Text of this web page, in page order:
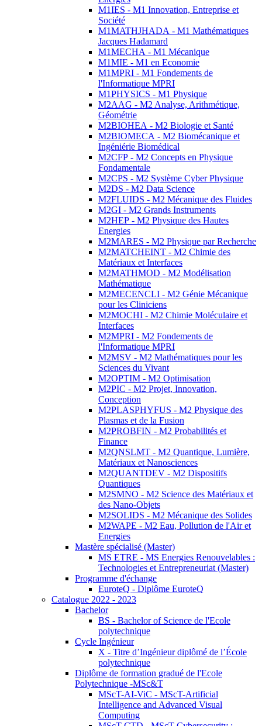
M1IES - M1 Innovation, Entreprise et
Société
M1MATHJHADA - M1 Mathématiques
Jacques Hadamard
M1MECHA - M1 Mécanique
M1MIE - M1 en Economie
M1MPRI - M1 Fondements de
l'Informatique MPRI
M1PHYSICS - M1 Physique
M2AAG - M2 Analyse, Arithmétique,
Géométrie
M2BIOHEA - M2 Biologie et Santé
M2BIOMECA - M2 Biomécanique et
Ingéniérie Biomédical
M2CFP - M2 Concepts en Physique
Fondamentale
M2CPS - M2 Système Cyber Physique
M2DS - M2 Data Science
M2FLUIDS - M2 Mécanique des Fluides
M2GI - M2 Grands Instruments
M2HEP - M2 Physique des Hautes
Energies
M2MARES - M2 Physique par Recherche
M2MATCHEINT - M2 Chimie des
Matériaux et Interfaces
M2MATHMOD - M2 Modélisation
Mathématique
M2MECENCLI - M2 Génie Mécanique
pour les Cliniciens
M2MOCHI - M2 Chimie Moléculaire et
Interfaces
M2MPRI - M2 Fondements de
l'Informatique MPRI
M2MSV - M2 Mathématiques pour les
Sciences du Vivant
M2OPTIM - M2 Optimisation
M2PIC - M2 Projet, Innovation,
Conception
M2PLASPHYFUS - M2 Physique des
Plasmas et de la Fusion
M2PROBFIN - M2 Probabilités et
Finance
M2QNSLMT - M2 Quantique, Lumière,
Matériaux et Nanosciences
M2QUANTDEV - M2 Dispositifs
Quantiques
M2SMNO - M2 Science des Matériaux et
des Nano-Objets
M2SOLIDS - M2 Mécanique des Solides
M2WAPE - M2 Eau, Pollution de l'Air et
Energies
Mastère spécialisé (Master)
MS ETRE - MS Energies Renouvelables :
Technologies et Entrepreneuriat (Master)
Programme d'échange
EuroteQ - Diplôme EuroteQ
Catalogue 2022 - 2023
Bachelor
BS - Bachelor of Science de l'Ecole
polytechnique
Cycle Ingénieur
X - Titre d’Ingénieur diplômé de l’École
polytechnique
Diplôme de formation gradué de l'Ecole
Polytechnique -MSc&T
MScT-AI-ViC - MScT-Artificial
Intelligence and Advanced Visual
Computing